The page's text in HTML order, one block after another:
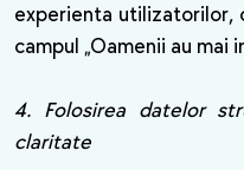
experienta utilizatorilor,
campul „Oamenii au mai
4. Folosirea datelor
claritate